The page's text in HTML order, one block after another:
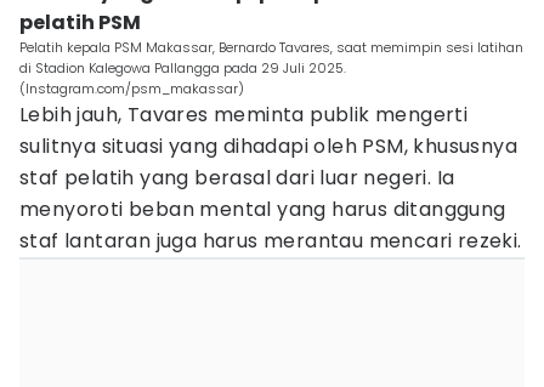
pelatih PSM
Pelatih kepala PSM Makassar, Bernardo Tavares, saat memimpin sesi latihan
di Stadion Kalegowa Pallangga pada 29 Juli 2025.
(Instagram.com/psm_makassar)
Lebih jauh, Tavares meminta publik mengerti
sulitnya situasi yang dihadapi oleh PSM, khususnya
staf pelatih yang berasal dari luar negeri. Ia
menyoroti beban mental yang harus ditanggung
staf lantaran juga harus merantau mencari rezeki.